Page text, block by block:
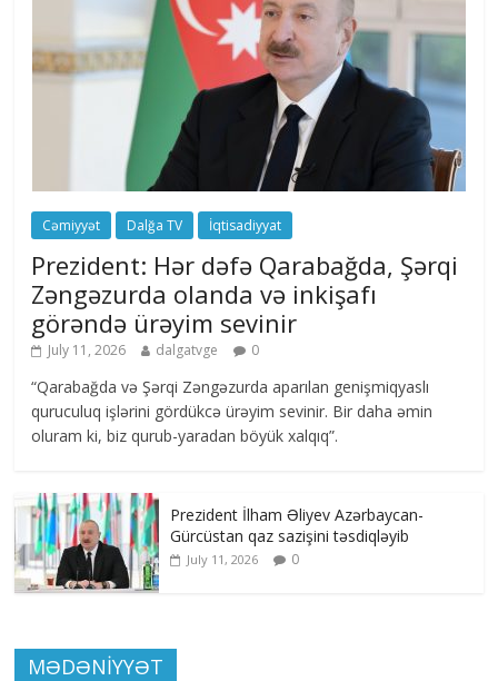
Cəmiyyət Dalğa TV İqtisadiyyat
Prezident: Hər dəfə Qarabağda, Şərqi
Zəngəzurda olanda və inkişafı
görəndə ürəyim sevinir
July 11, 2026 dalgatvge 0
“Qarabağda və Şərqi Zəngəzurda aparılan genişmiqyaslı
quruculuq işlərini gördükcə ürəyim sevinir. Bir daha əmin
oluram ki, biz qurub-yaradan böyük xalqıq”.
Prezident İlham Əliyev Azərbaycan-
Gürcüstan qaz sazişini təsdiqləyib
July 11, 2026 0
MƏDƏNİYYƏT